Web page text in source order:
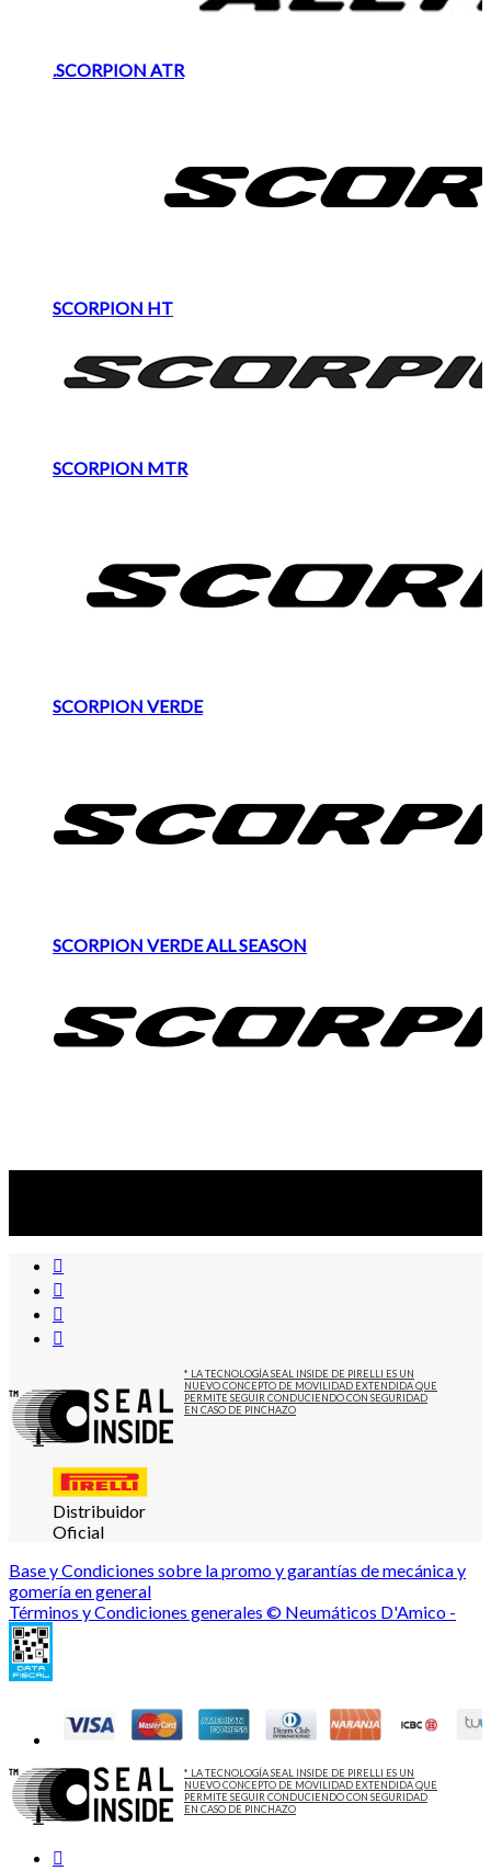
.SCORPION ATR
SCORPION HT
SCORPION MTR
SCORPION VERDE
SCORPION VERDE ALL SEASON
* LA TECNOLOGÍA SEAL INSIDE DE PIRELLI ES UN
NUEVO CONCEPTO DE MOVILIDAD EXTENDIDA QUE
PERMITE SEGUIR CONDUCIENDO CON SEGURIDAD
EN CASO DE PINCHAZO
Distribuidor
Oficial
Base y Condiciones sobre la promo y garantías de mecánica y
gomería en general
Términos y Condiciones generales © Neumáticos D'Amico -
* LA TECNOLOGÍA SEAL INSIDE DE PIRELLI ES UN
NUEVO CONCEPTO DE MOVILIDAD EXTENDIDA QUE
PERMITE SEGUIR CONDUCIENDO CON SEGURIDAD
EN CASO DE PINCHAZO